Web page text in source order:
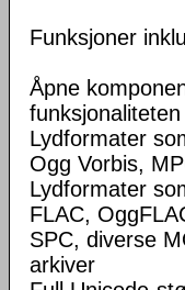
Funksjoner
Åpne
Lydformater
Ogg Vorbis,
Lydformater
FLAC,
SPC, diverse
arkiver